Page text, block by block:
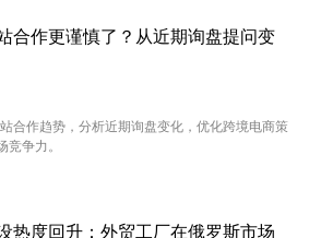
合作更谨慎了？从近期询盘提问变
合作趋势，分析近期询盘变化，优化跨境电商策
争力。
热度回升：外贸工厂在俄罗斯市场